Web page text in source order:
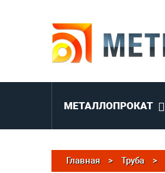
МЕТАЛЛОПРОКАТ
Главная > Труба >